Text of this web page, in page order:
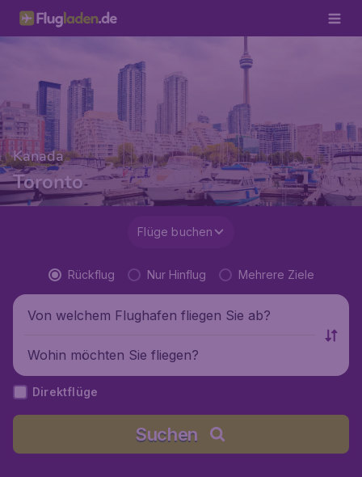
Kanada
Toronto
Flüge buchen
Rückflug Nur Hinflug Mehrere Ziele
Von welchem Flughafen fliegen Sie ab?
Wohin möchten Sie fliegen?
Direktflüge
Suchen